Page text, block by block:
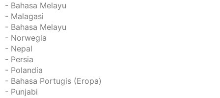
- Bahasa Melayu
- Malagasi
- Bahasa Melayu
- Norwegia
- Nepal
- Persia
- Polandia
- Bahasa Portugis (Eropa)
- Punjabi